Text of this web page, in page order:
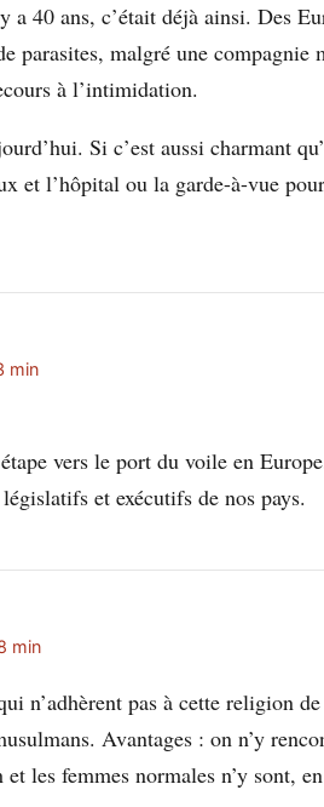
a 40 ans, c’était déjà ainsi. Des
parasites, malgré une compagnie
à l’intimidation.
Si c’est aussi charmant
et l’hôpital ou la garde-à-vue
min
vers le port du voile en
et exécutifs de nos pays.
min
n’adhèrent pas à cette religion
Avantages : on n’y
les femmes normales n’y sont,